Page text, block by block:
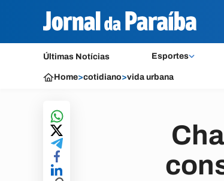
Últimas Notícias Esportes
Home>cotidiano>vida urbana